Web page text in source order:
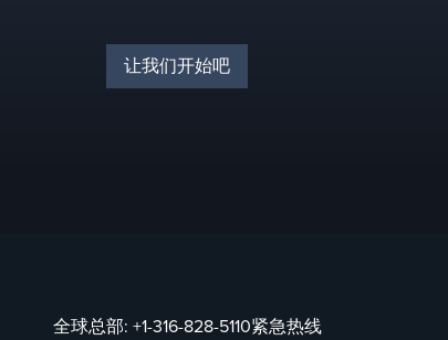
让我们开始吧
全球总部: +1-316-828-5110紧急热线